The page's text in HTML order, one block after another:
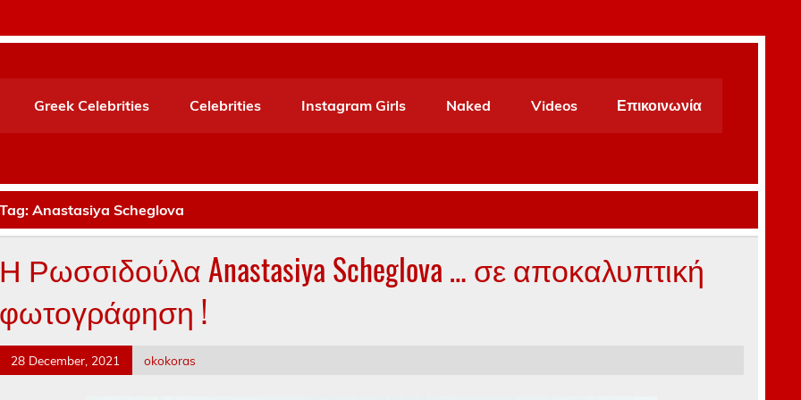
Greek Celebrities Celebrities Instagram Girls Naked Videos Επικοινωνία
Tag: Anastasiya Scheglova
Η Ρωσσιδούλα Anastasiya Scheglova … σε αποκαλυπτική
φωτογράφηση !
28 December, 2021 okokoras